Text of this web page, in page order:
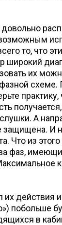
то, что
широкий
их
А
защищена.
из этого
фаз,
действия и
побольше
в